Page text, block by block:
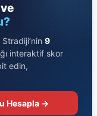
9
interaktif skor
edin,
Hesapla →